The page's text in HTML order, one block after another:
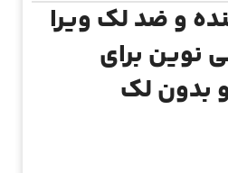
و ضد لک ویرا
نوین برای
بدون لک